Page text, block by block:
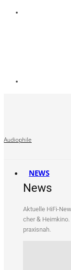
Audiophile
NEWS
News
Aktu­el­le HiFi-
cher &
praxisnah.